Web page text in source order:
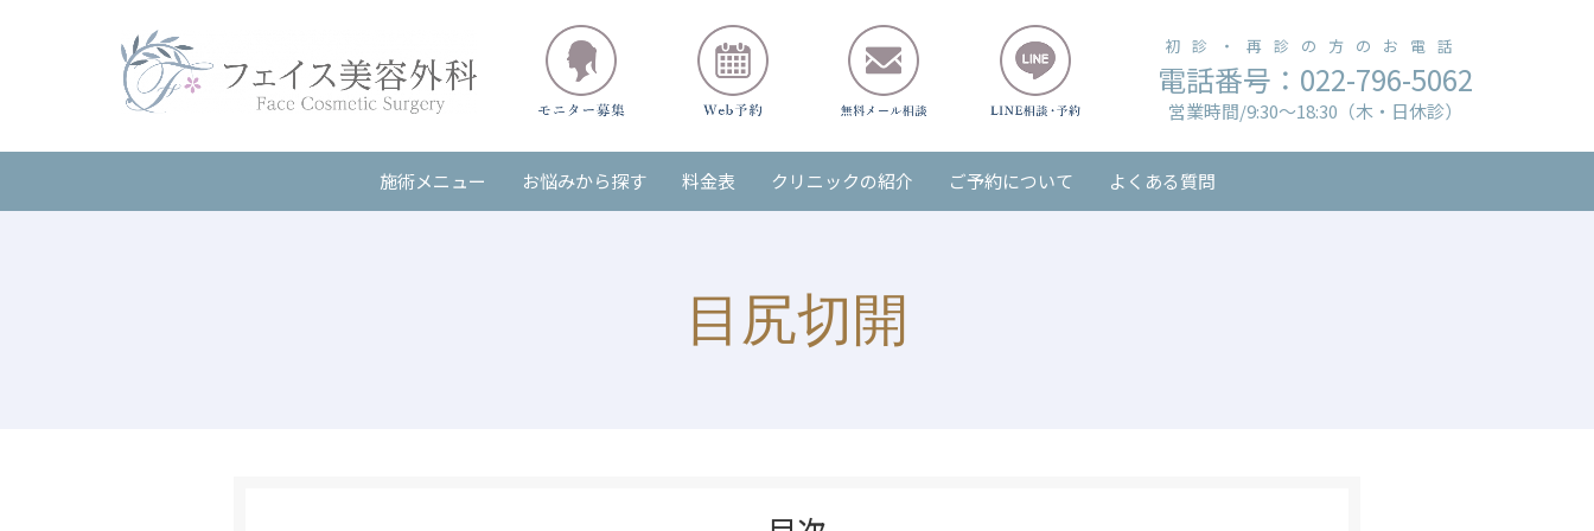
初診・再診の方のお電話
電話番号：022-796-5062
営業時間/9:30～18:30（木・日休診）
施術メニュー お悩みから探す 料金表 クリニックの紹介 ご予約について よくある質問
目尻切開